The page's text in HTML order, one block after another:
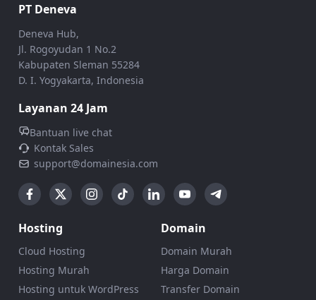
PT Deneva
Deneva Hub,
Jl. Rogoyudan 1 No.2
Kabupaten Sleman 55284
D. I. Yogyakarta, Indonesia
Layanan 24 Jam
Bantuan live chat
Kontak Sales
support@domainesia.com
Hosting
Cloud Hosting
Hosting Murah
Hosting untuk WordPress
Domain
Domain Murah
Harga Domain
Transfer Domain